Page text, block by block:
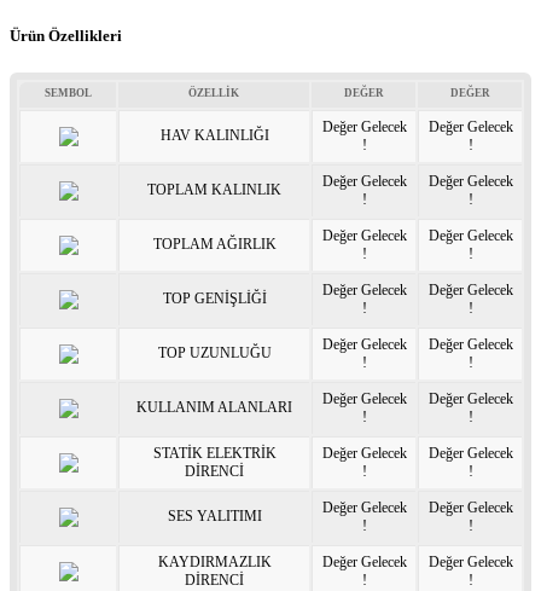
Ürün Özellikleri
SEMBOL ÖZELLİK DEĞER DEĞER
HAV KALINLIĞI
Değer Gelecek
!
Değer Gelecek
!
TOPLAM KALINLIK
Değer Gelecek
!
Değer Gelecek
!
TOPLAM AĞIRLIK
Değer Gelecek
!
Değer Gelecek
!
TOP GENİŞLİĞİ
Değer Gelecek
!
Değer Gelecek
!
TOP UZUNLUĞU
Değer Gelecek
!
Değer Gelecek
!
KULLANIM ALANLARI
Değer Gelecek
!
Değer Gelecek
!
STATİK ELEKTRİK
DİRENCİ
Değer Gelecek
!
Değer Gelecek
!
SES YALITIMI
Değer Gelecek
!
Değer Gelecek
!
KAYDIRMAZLIK
DİRENCİ
Değer Gelecek
!
Değer Gelecek
!